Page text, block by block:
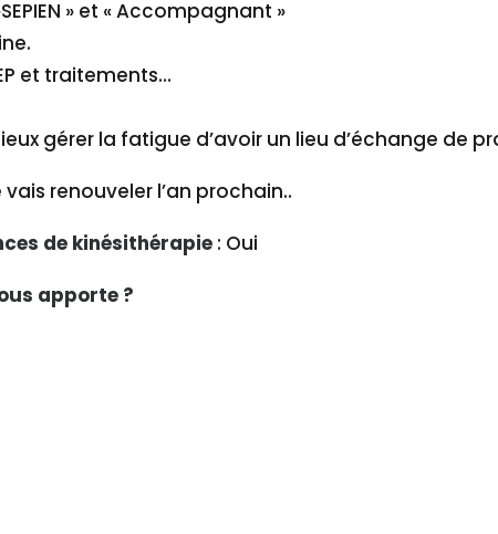
» et « Accompagnant »
et traitements…
gérer la fatigue d’avoir un lieu d’échange de
renouveler l’an prochain..
de kinésithérapie : Oui
apporte ?